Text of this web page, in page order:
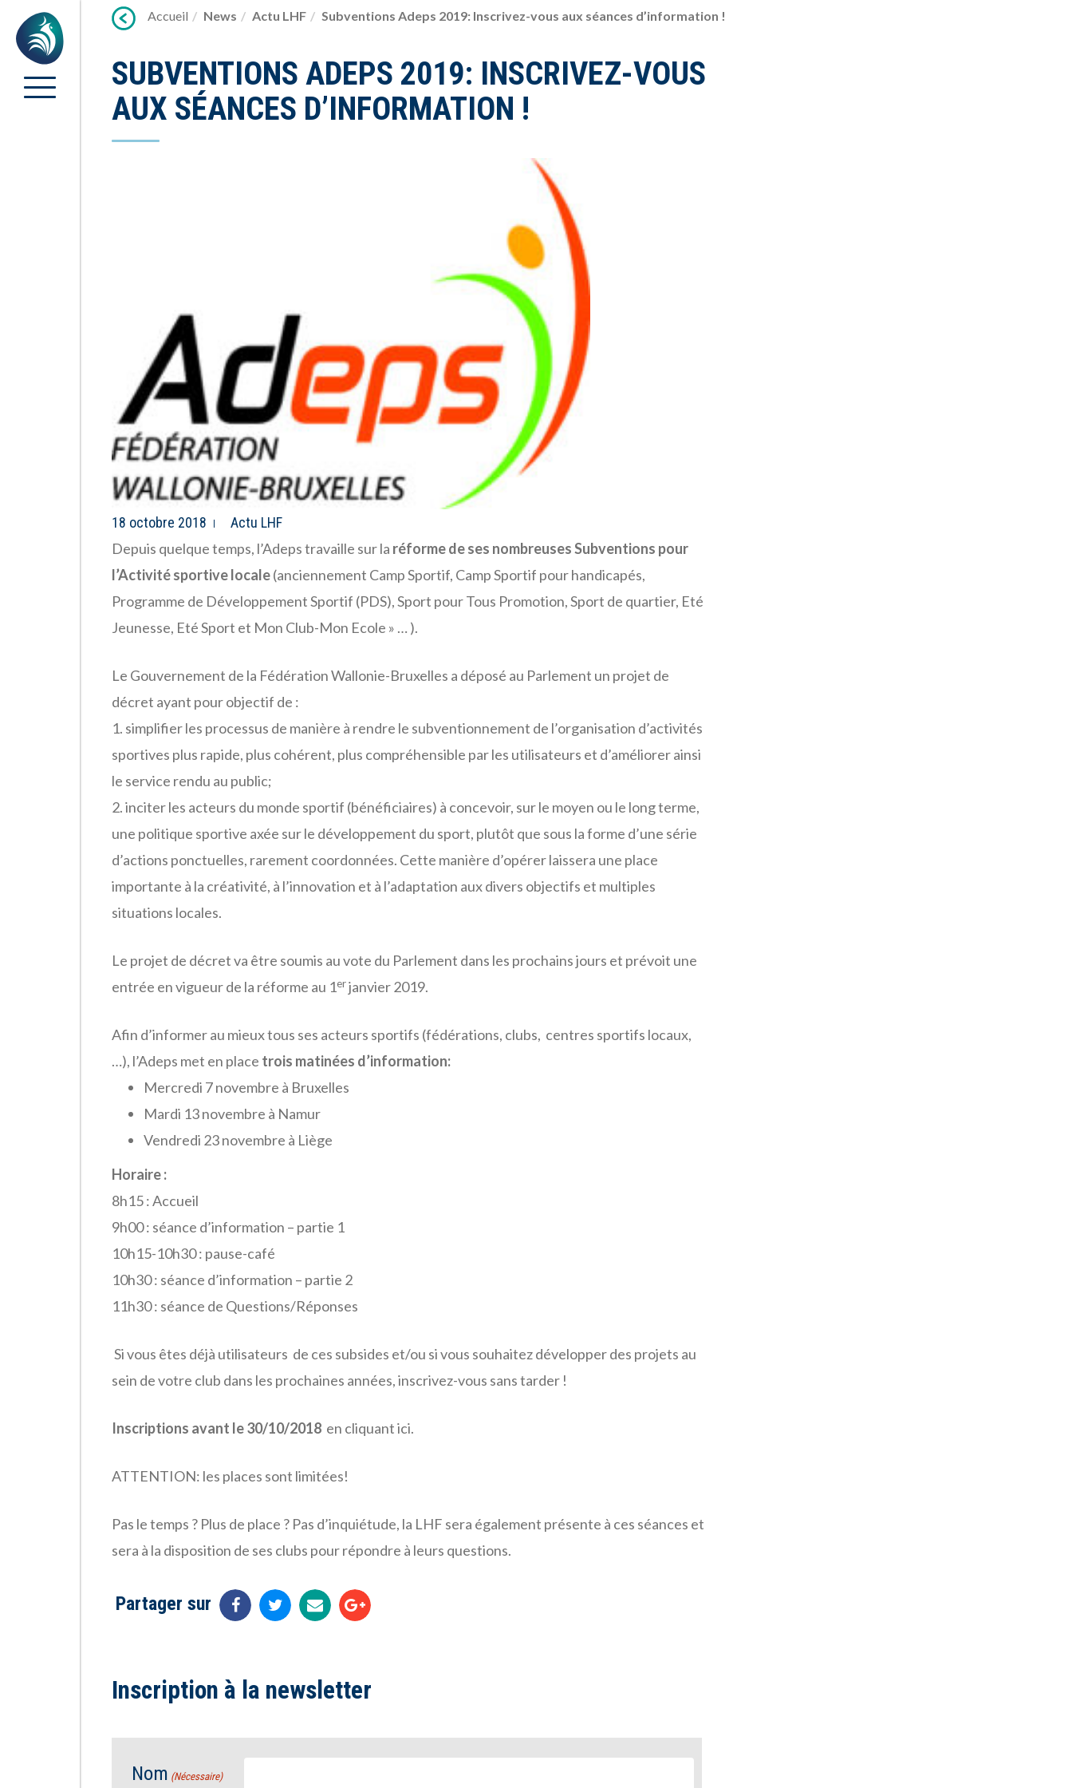
Accueil News Actu LHF Subventions Adeps 2019: Inscrivez-vous aux séances d’information !
SUBVENTIONS ADEPS 2019: INSCRIVEZ-VOUS
AUX SÉANCES D’INFORMATION !
18 octobre 2018 Actu LHF
Depuis quelque temps, l’Adeps travaille sur la réforme de ses nombreuses Subventions pour
l’Activité sportive locale(anciennement Camp Sportif, Camp Sportif pour handicapés,
Programme de Développement Sportif (PDS), Sport pour Tous Promotion, Sport de quartier, Eté
Jeunesse, Eté Sport et Mon Club-Mon Ecole » … ).
Le Gouvernement de la Fédération Wallonie-Bruxelles a déposé au Parlement un projet de
décret ayant pour objectif de :
1. simplifier les processus de manière à rendre le subventionnement de l’organisation d’activités
sportives plus rapide, plus cohérent, plus compréhensible par les utilisateurs et d’améliorer ainsi
le service rendu au public;
2. inciter les acteurs du monde sportif (bénéficiaires) à concevoir, sur le moyen ou le long terme,
une politique sportive axée sur le développement du sport, plutôt que sous la forme d’une série
d’actions ponctuelles, rarement coordonnées. Cette manière d’opérer laissera une place
importante à la créativité, à l’innovation et à l’adaptation aux divers objectifs et multiples
situations locales.
Le projet de décret va être soumis au vote du Parlement dans les prochains jours et prévoit une
entrée en vigueur de la réforme au 1erjanvier 2019.
Afin d’informer au mieux tous ses acteurs sportifs (fédérations, clubs, centres sportifs locaux,
…), l’Adeps met en place trois matinées d’information:
Mercredi 7 novembre à Bruxelles
Mardi 13 novembre à Namur
Vendredi 23 novembre à Liège
Horaire :
8h15 : Accueil
9h00 : séance d’information – partie 1
10h15-10h30 : pause-café
10h30 : séance d’information – partie 2
11h30 : séance de Questions/Réponses
Si vous êtes déjà utilisateurs de ces subsides et/ou si vous souhaitez développer des projets au
sein de votre club dans les prochaines années, inscrivez-vous sans tarder !
Inscriptions avant le 30/10/2018 en cliquantici.
ATTENTION: les places sont limitées!
Pas le temps ? Plus de place ? Pas d’inquiétude, la LHF sera également présente à ces séances et
sera à la disposition de ses clubs pour répondre à leurs questions.
Partager sur
Inscription à la newsletter
Nom (Nécessaire)